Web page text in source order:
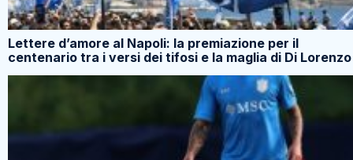
Lettere d’amore al Napoli: la premiazione per il
centenario tra i versi dei tifosi e la maglia di Di Lorenzo